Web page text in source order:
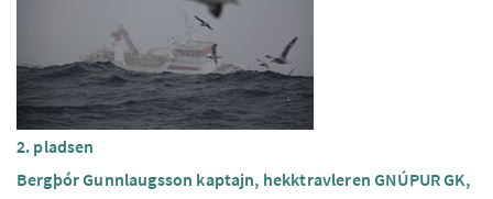
2. pladsen
Bergþór Gunnlaugsson kaptajn, hekktravleren GNÚPUR GK,